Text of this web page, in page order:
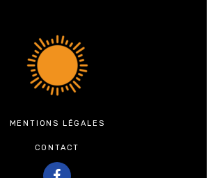
MENTIONS LÉGALES
CONTACT